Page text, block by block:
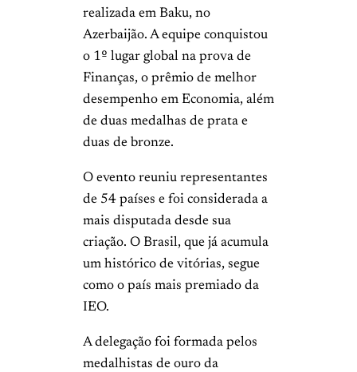
realizada em Baku, no
Azerbaijão. A equipe conquistou
o 1º lugar global na prova de
Finanças, o prêmio de melhor
desempenho em Economia, além
de duas medalhas de prata e
duas de bronze.
O evento reuniu representantes
de 54 países e foi considerada a
mais disputada desde sua
criação. O Brasil, que já acumula
um histórico de vitórias, segue
como o país mais premiado da
IEO.
A delegação foi formada pelos
medalhistas de ouro da